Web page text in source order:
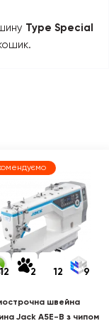
Type Special
12 2 12 9
швейна
Jack A5E-B з чипом